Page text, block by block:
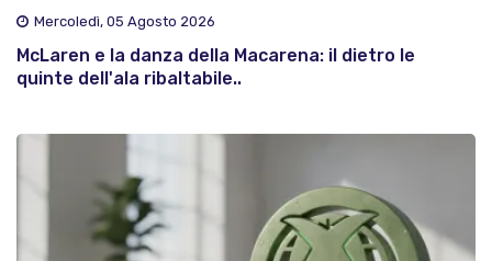
Mercoledì, 05 Agosto 2026
McLaren e la danza della Macarena: il dietro le
quinte dell'ala ribaltabile..